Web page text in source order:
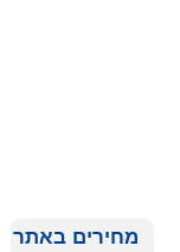
מחירים באתר